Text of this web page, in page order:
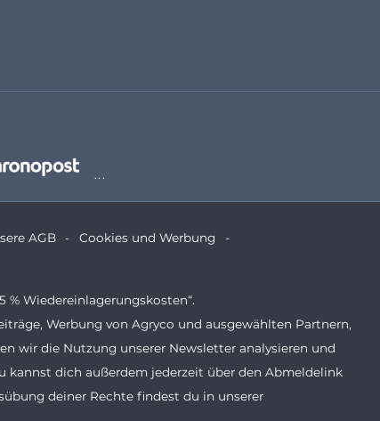
AGB
Cookies und Werbung
Wiedereinlagerungskosten“.
Werbung von Agryco und ausgewählten Partnern,
wir die Nutzung unserer Newsletter analysieren und
kannst dich außerdem jederzeit über den Abmeldelink
deiner Rechte findest du in unserer